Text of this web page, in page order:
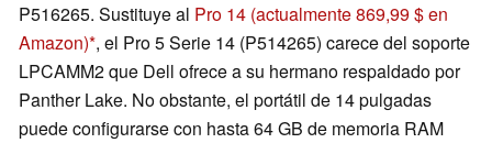
P516265. Sustituye al Pro 14 (actualmente 869,99 $ en
Amazon) , el Pro 5 Serie 14 (P514265) carece del soporte
LPCAMM2 que Dell ofrece a su hermano respaldado por
Panther Lake. No obstante, el portátil de 14 pulgadas
puede configurarse con hasta 64 GB de memoria RAM